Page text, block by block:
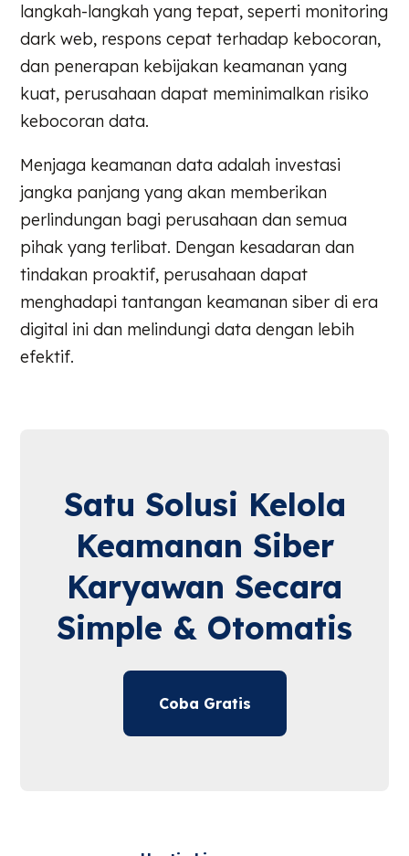
langkah-langkah yang tepat, seperti monitoring
dark web, respons cepat terhadap kebocoran,
dan penerapan kebijakan keamanan yang
kuat, perusahaan dapat meminimalkan risiko
kebocoran data.
Menjaga keamanan data adalah investasi
jangka panjang yang akan memberikan
perlindungan bagi perusahaan dan semua
pihak yang terlibat. Dengan kesadaran dan
tindakan proaktif, perusahaan dapat
menghadapi tantangan keamanan siber di era
digital ini dan melindungi data dengan lebih
efektif.
Satu Solusi Kelola
Keamanan Siber
Karyawan Secara
Simple & Otomatis
Coba Gratis